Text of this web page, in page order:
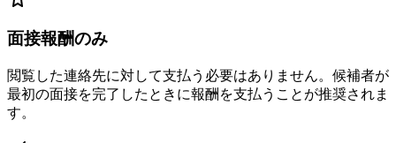
面接報酬のみ
閲覧した連絡先に対して支払う必要はありません。候補者が
最初の面接を完了したときに報酬を支払うことが推奨されま
す。